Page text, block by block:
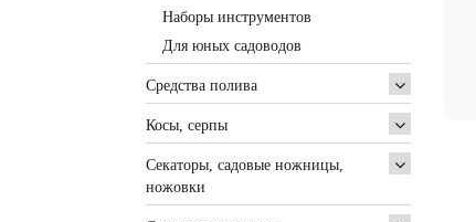
Наборы инструментов
Для юных садоводов
Средства полива
Косы, серпы
Секаторы, садовые ножницы,
ножовки